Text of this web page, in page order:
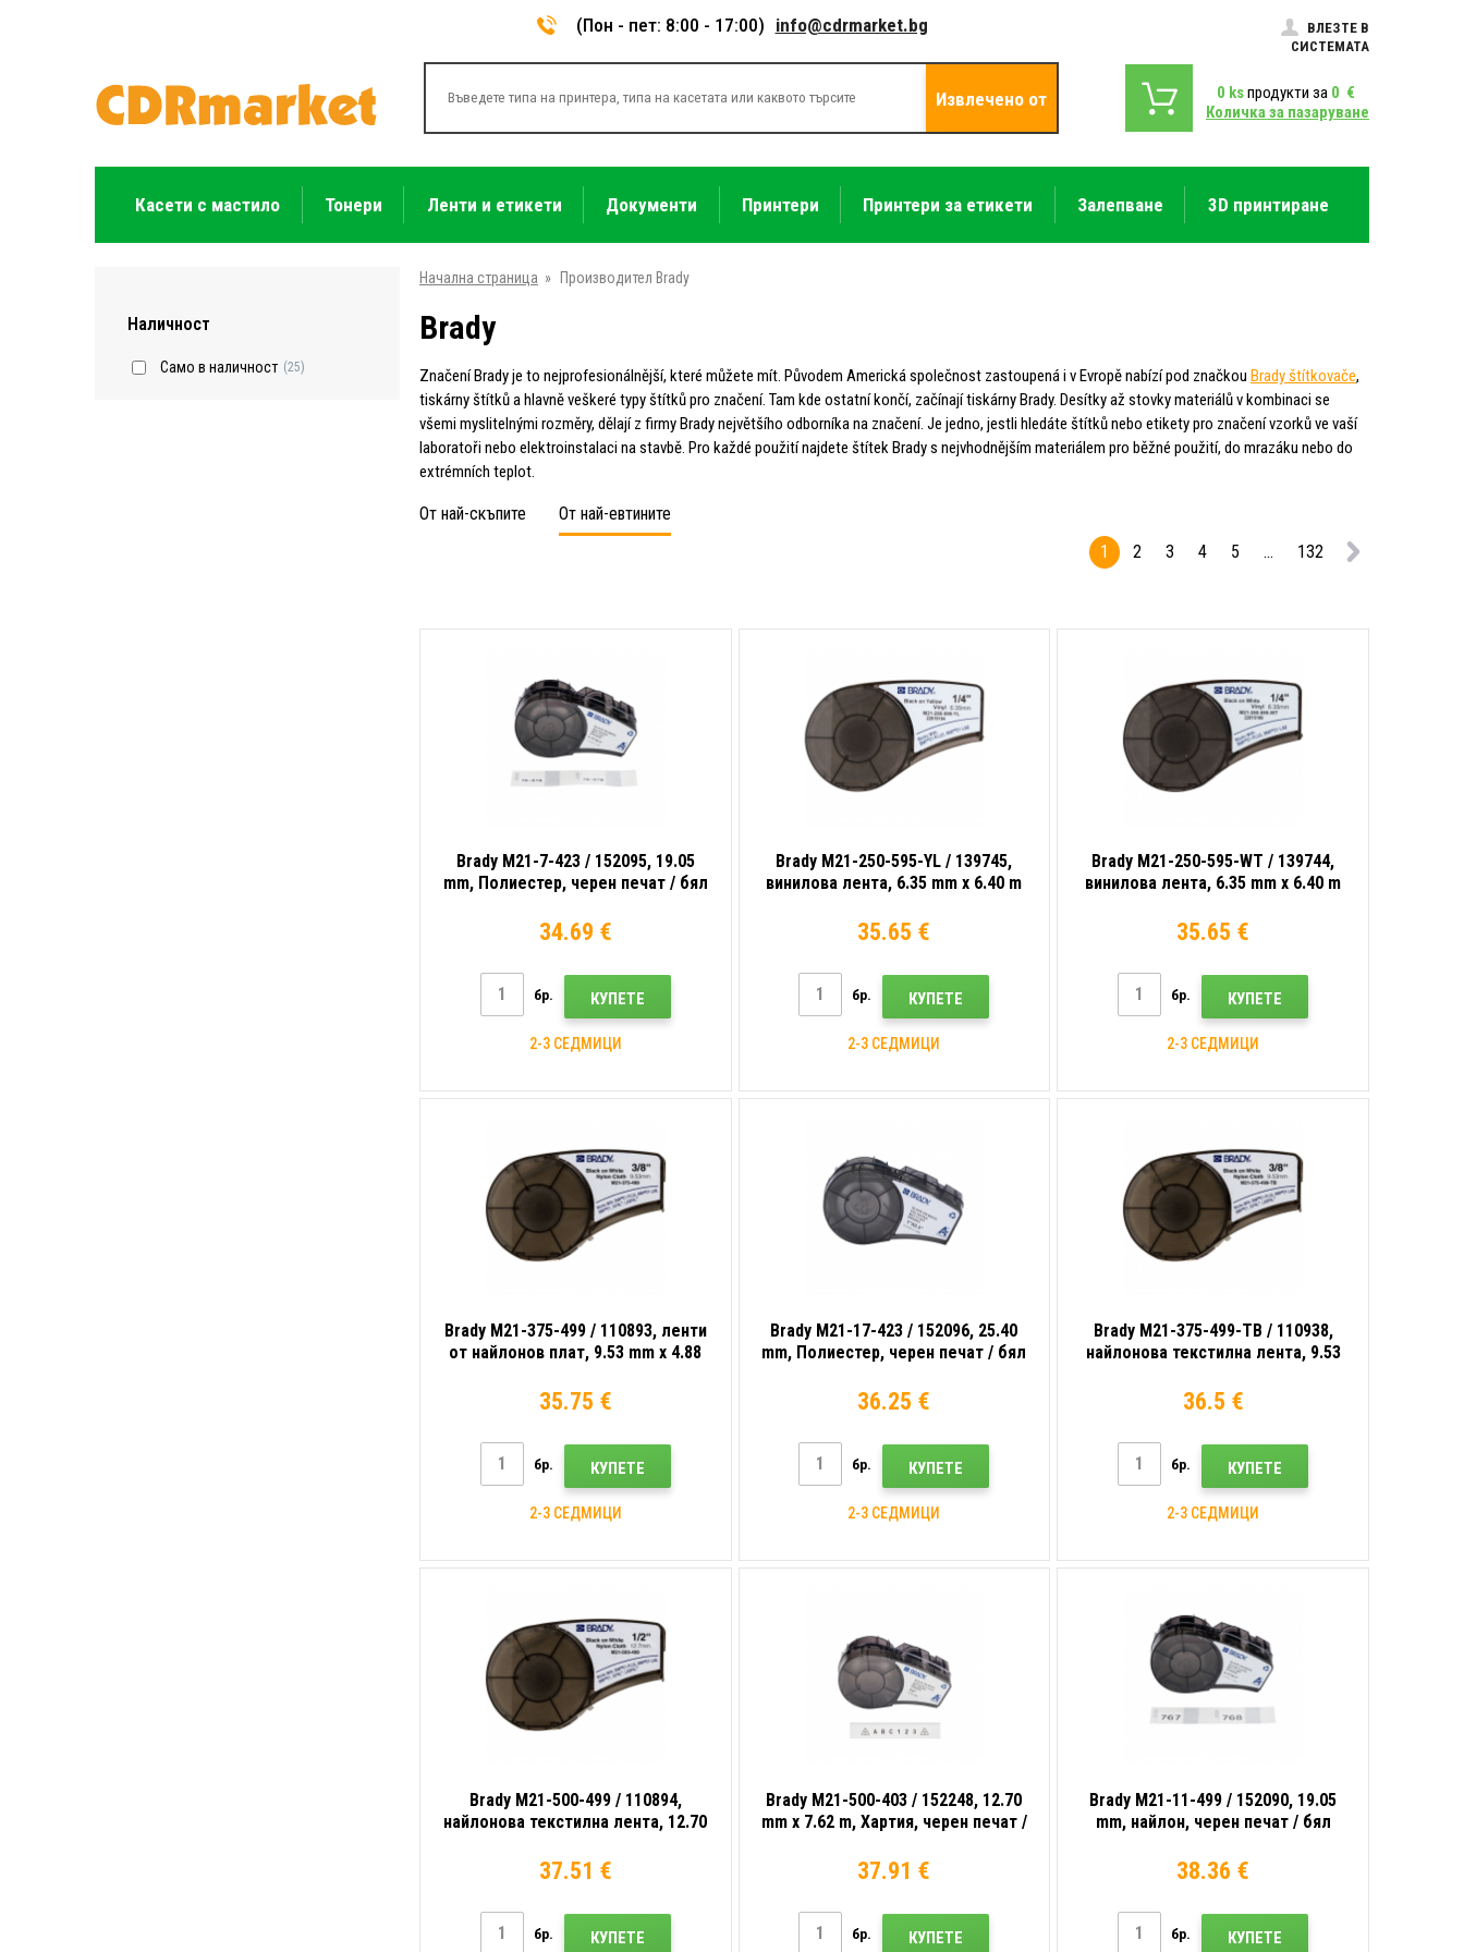
(Пон - пет: 8:00 - 17:00) info@cdrmarket.bg
ВЛЕЗТЕ В
СИСТЕМАТА
Извлечено от 0 ksпродукти за 0 €
Количка за пазаруване
Касети с мастило Тонери Ленти и етикети Документи Принтери Принтери за етикети Залепване 3D принтиране
Наличност
Само в наличност (25)
Начална страница » Производител Brady
Brady
Značení Brady je to nejprofesionálnější, které můžete mít. Původem Americká společnost zastoupená i v Evropě nabízí pod značkou Brady štítkovače,
tiskárny štítků a hlavně veškeré typy štítků pro značení. Tam kde ostatní končí, začínají tiskárny Brady. Desítky až stovky materiálů v kombinaci se
všemi myslitelnými rozměry, dělají z firmy Brady největšího odborníka na značení. Je jedno, jestli hledáte štítků nebo etikety pro značení vzorků ve vaší
laboratoři nebo elektroinstalaci na stavbě. Pro každé použití najdete štítek Brady s nejvhodnějším materiálem pro běžné použití, do mrazáku nebo do
extrémních teplot.
От най-скъпите
От най-евтините
1
2 3 4 5 ... 132
Brady M21-7-423 / 152095, 19.05
mm, Полиестер, черен печат / бял
34.69 €
бр. КУПЕТЕ
2-3 СЕДМИЦИ
Brady M21-250-595-YL / 139745,
винилова лента, 6.35 mm x 6.40 m
35.65 €
бр. КУПЕТЕ
2-3 СЕДМИЦИ
Brady M21-250-595-WT / 139744,
винилова лента, 6.35 mm x 6.40 m
35.65 €
бр. КУПЕТЕ
2-3 СЕДМИЦИ
Brady M21-375-499 / 110893, ленти
от найлонов плат, 9.53 mm x 4.88
35.75 €
бр. КУПЕТЕ
2-3 СЕДМИЦИ
Brady M21-17-423 / 152096, 25.40
mm, Полиестер, черен печат / бял
36.25 €
бр. КУПЕТЕ
2-3 СЕДМИЦИ
Brady M21-375-499-TB / 110938,
найлонова текстилна лента, 9.53
36.5 €
бр. КУПЕТЕ
2-3 СЕДМИЦИ
Brady M21-500-499 / 110894,
найлонова текстилна лента, 12.70
37.51 €
бр. КУПЕТЕ
Brady M21-500-403 / 152248, 12.70
mm x 7.62 m, Хартия, черен печат /
37.91 €
бр. КУПЕТЕ
Brady M21-11-499 / 152090, 19.05
mm, найлон, черен печат / бял
38.36 €
бр. КУПЕТЕ